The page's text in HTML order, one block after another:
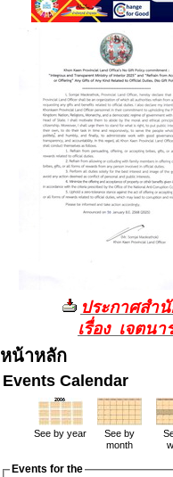
ประกาศสำ
เรื่อง เจตน
หน้าหลัก
Events Calendar
See by year
See by
month
Events for the